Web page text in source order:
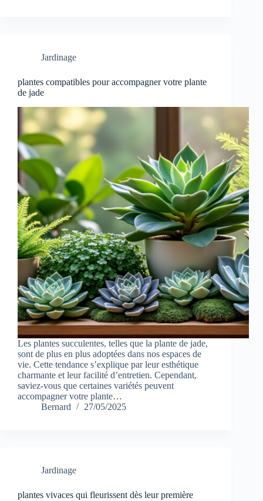
Jardinage
plantes compatibles pour accompagner votre plante
de jade
Les plantes succulentes, telles que la plante de jade,
sont de plus en plus adoptées dans nos espaces de
vie. Cette tendance s’explique par leur esthétique
charmante et leur facilité d’entretien. Cependant,
saviez-vous que certaines variétés peuvent
accompagner votre plante…
Bernard
27/05/2025
Jardinage
plantes vivaces qui fleurissent dès leur première